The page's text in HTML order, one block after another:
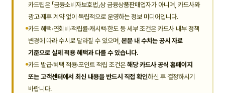
카드팁은 「금융소비자보호법」상 금융상품판매업자가 아니며, 카드사와
광고·제휴 계약 없이 독립적으로 운영하는 정보 미디어입니다.
카드 혜택·연회비·적립률·캐시백·한도 등 세부 조건은 카드사 내부 정책
변경에 따라 수시로 달라질 수 있으며,본문 내 수치는 공시 자료
기준으로 실제 적용 혜택과 다를 수 있습니다.
카드 발급·혜택 적용·포인트 적립 조건은 해당 카드사 공식 홈페이지
또는 고객센터에서 최신 내용을 반드시 직접 확인하신 후 결정하시기
바랍니다.